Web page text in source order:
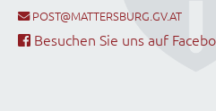
POST@MATTERSBURG.GV.AT
Besuchen Sie uns auf